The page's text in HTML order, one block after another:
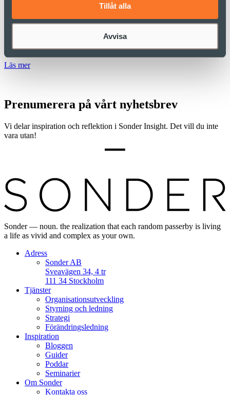
Tillåt alla
Avvisa
När ska vi på riktigt våga lämna Taylors
organisationslogik?
Läs mer
Prenumerera på vårt nyhetsbrev
Vi delar inspiration och reflektion i Sonder Insight. Det vill du inte
vara utan!
Sonder — noun. the realization that each random passerby is living
a life as vivid and complex as your own.
Adress
Sonder AB
Sveavägen 34, 4 tr
111 34 Stockholm
Tjänster
Organisationsutveckling
Styrning och ledning
Strategi
Förändringsledning
Inspiration
Bloggen
Guider
Poddar
Seminarier
Om Sonder
Kontakta oss